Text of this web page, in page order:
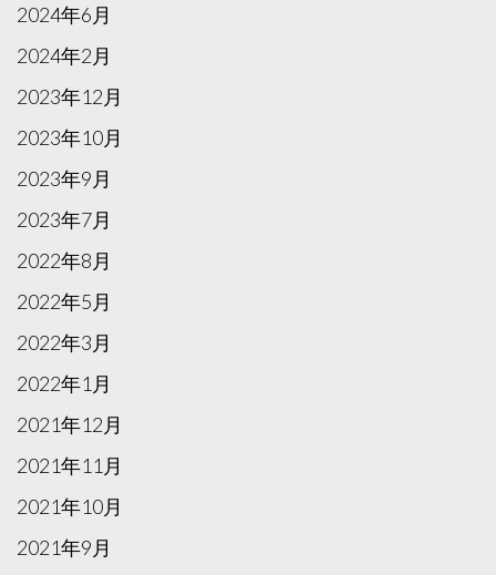
2024年6月
2024年2月
2023年12月
2023年10月
2023年9月
2023年7月
2022年8月
2022年5月
2022年3月
2022年1月
2021年12月
2021年11月
2021年10月
2021年9月